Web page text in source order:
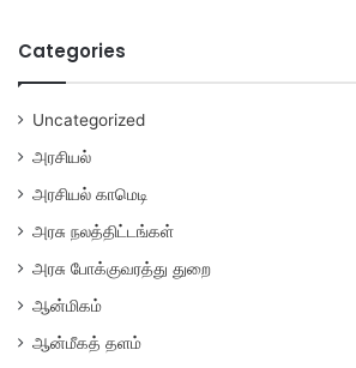
Categories
Uncategorized
அரசியல்
அரசியல் காமெடி
அரசு நலத்திட்டங்கள்
அரசு போக்குவரத்து துறை
ஆன்மிகம்
ஆன்மீகத் தளம்